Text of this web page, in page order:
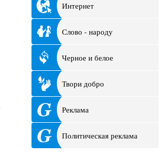
Интернет
Слово - народу
Черное и белое
Твори добро
Реклама
Политическая реклама